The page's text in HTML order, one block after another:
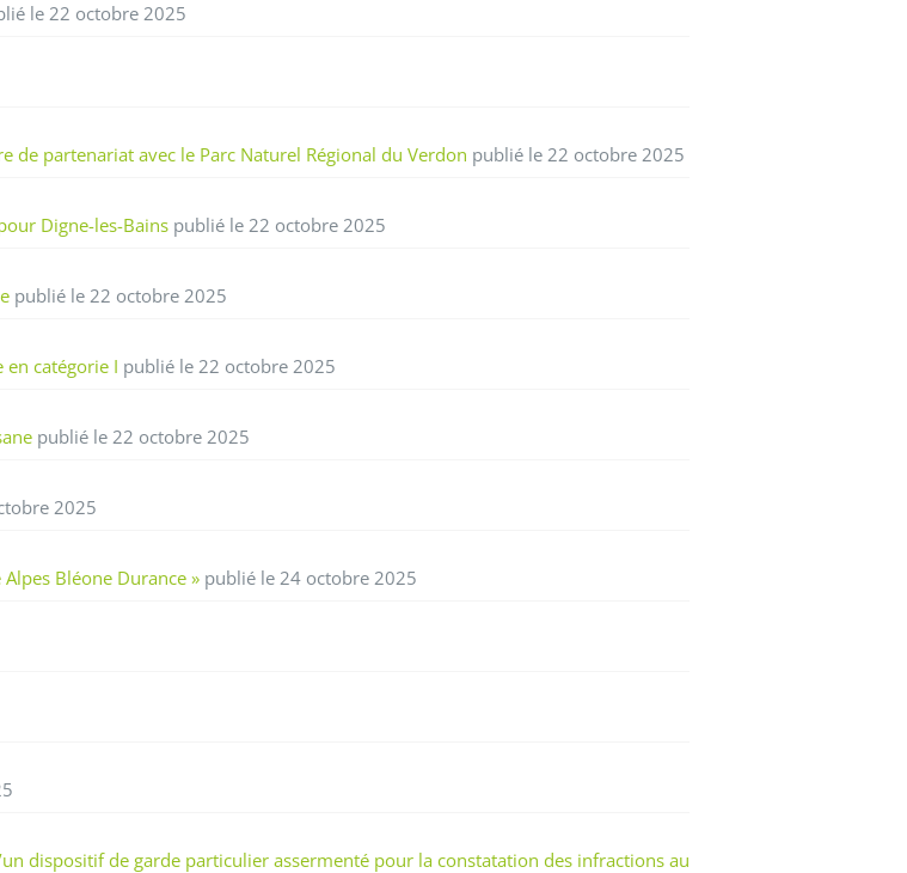
le 22 octobre 2025
de partenariat avec le Parc Naturel Régional du Verdon publié le 22 octobre 2025
Digne-les-Bains publié le 22 octobre 2025
publié le 22 octobre 2025
catégorie I publié le 22 octobre 2025
publié le 22 octobre 2025
2025
Bléone Durance » publié le 24 octobre 2025
dispositif de garde particulier assermenté pour la constatation des infractions au